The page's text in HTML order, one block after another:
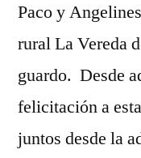
Paco y
rural La Vereda
guardo. Desde
felicitación a
juntos desde la